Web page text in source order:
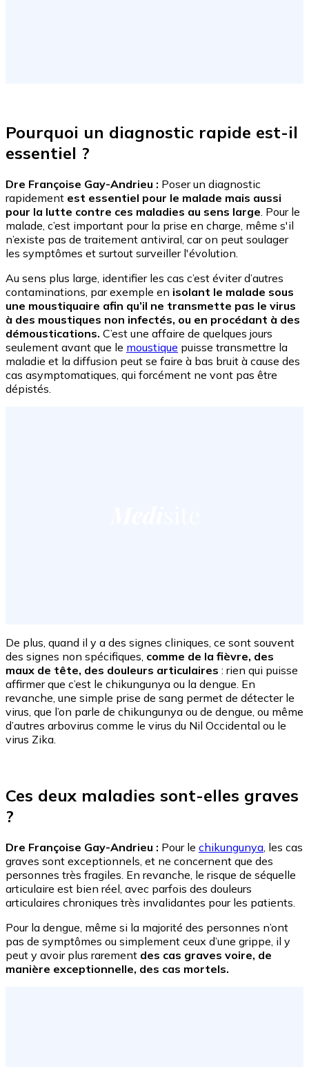
Pourquoi un diagnostic rapide est-il
essentiel ?
Dre Françoise Gay-Andrieu : Poser un diagnostic
rapidement est essentiel pour le malade mais aussi
pour la lutte contre ces maladies au sens large. Pour le
malade, c’est important pour la prise en charge, même s'il
n’existe pas de traitement antiviral, car on peut soulager
les symptômes et surtout surveiller l'évolution.
Au sens plus large, identifier les cas c’est éviter d’autres
contaminations, par exemple en isolant le malade sous
une moustiquaire afin qu’il ne transmette pas le virus
à des moustiques non infectés, ou en procédant à des
démoustications. C’est une affaire de quelques jours
seulement avant que le moustique puisse transmettre la
maladie et la diffusion peut se faire à bas bruit à cause des
cas asymptomatiques, qui forcément ne vont pas être
dépistés.
De plus, quand il y a des signes cliniques, ce sont souvent
des signes non spécifiques, comme de la fièvre, des
maux de tête, des douleurs articulaires : rien qui puisse
affirmer que c’est le chikungunya ou la dengue. En
revanche, une simple prise de sang permet de détecter le
virus, que l’on parle de chikungunya ou de dengue, ou même
d’autres arbovirus comme le virus du Nil Occidental ou le
virus Zika.
Ces deux maladies sont-elles graves
?
Dre Françoise Gay-Andrieu : Pour le chikungunya, les cas
graves sont exceptionnels, et ne concernent que des
personnes très fragiles. En revanche, le risque de séquelle
articulaire est bien réel, avec parfois des douleurs
articulaires chroniques très invalidantes pour les patients.
Pour la dengue, même si la majorité des personnes n’ont
pas de symptômes ou simplement ceux d’une grippe, il y
peut y avoir plus rarement des cas graves voire, de
manière exceptionnelle, des cas mortels.